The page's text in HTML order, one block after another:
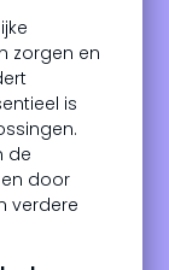
zorgen en
is
de
door
verdere